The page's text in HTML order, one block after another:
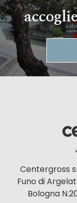
Centergross
Funo di
Bologna